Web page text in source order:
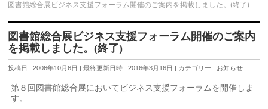
図書館総合展ビジネス支援フォーラム開催のご案内を掲載しました。(終了)
図書館総合展ビジネス支援フォーラム開催のご案内
を掲載しました。(終了)
投稿日 : 2006年10月6日 最終更新日時 : 2016年3月16日 カテゴリー : お知らせ
第８回図書館総合展においてビジネス支援フォーラムを開催しま
す。